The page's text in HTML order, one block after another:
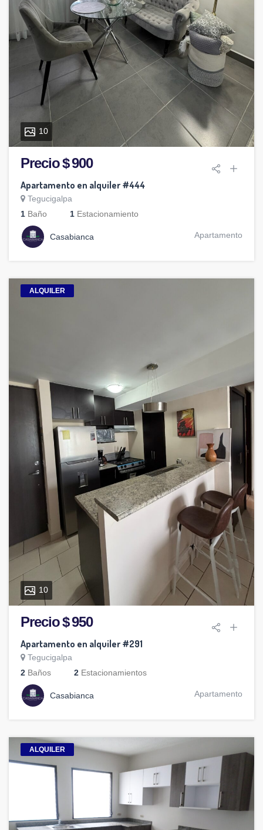
10
Precio $ 900
Apartamento en alquiler #444
Tegucigalpa
1 Baño 1 Estacionamiento
Casabianca Apartamento
ALQUILER
10
Precio $ 950
Apartamento en alquiler #291
Tegucigalpa
2 Baños 2 Estacionamientos
Casabianca Apartamento
ALQUILER